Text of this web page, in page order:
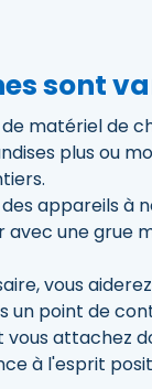
sont
de matériel de
plus ou
appareils à
avec une grue
vous
un point de
vous attachez
à l'esprit